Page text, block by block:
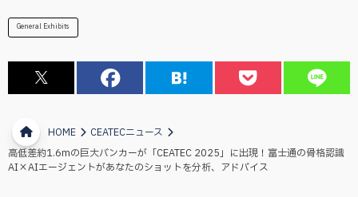
General Exhibits
HOME
CEATECニュース
高低差約1.6mの巨大バンカーが「CEATEC 2025」に出現！富士通の骨格認識
AI×AIエージェントがあなたのショットを分析、アドバイス